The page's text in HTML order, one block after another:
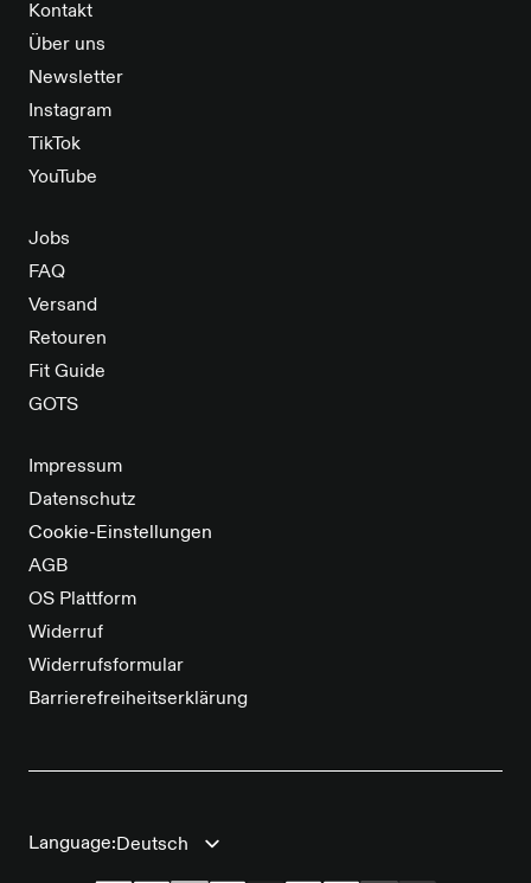
Kontakt
Über uns
Newsletter
Instagram
TikTok
YouTube
Jobs
FAQ
Versand
Retouren
Fit Guide
GOTS
Impressum
Datenschutz
Cookie-Einstellungen
AGB
OS Plattform
Widerruf
Widerrufsformular
Barrierefreiheitserklärung
Language: